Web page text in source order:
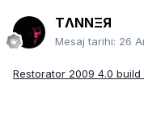
TΛNNΞЯ
Mesaj tarihi: 26
Restorator 2009 4.0